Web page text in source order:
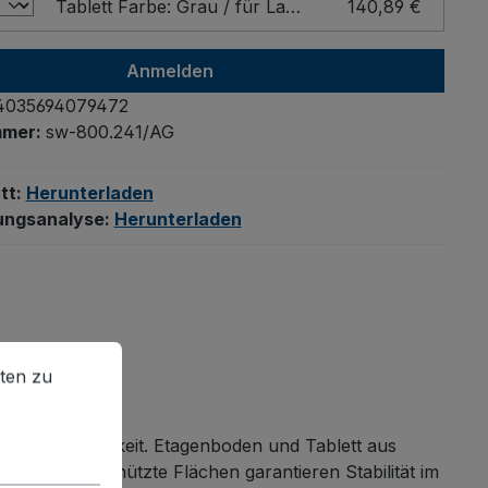
Tablett Farbe: Grau / für Ladefläche - Breite x Tiefe (mm): 1200 x 800
140,89 €
Anmelden
sw-800.241/AG
Herunterladen
Herunterladen
Etagenboden und Tablett aus
Flächen garantieren Stabilität im
zu können.
Mehr Informationen ...
zu